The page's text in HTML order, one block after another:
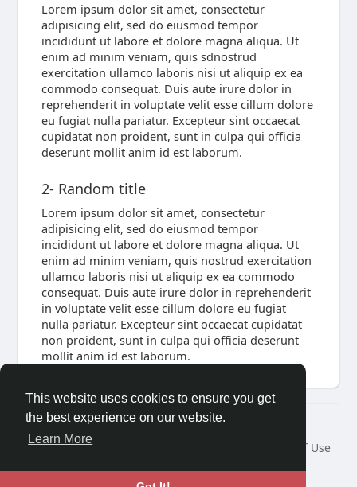
This website uses cookies to ensure you get
the best experience on our website.
Learn More
Lorem ipsum dolor sit amet, consectetur
adipisicing elit, sed do eiusmod tempor
incididunt ut labore et dolore magna aliqua. Ut
enim ad minim veniam, quis sdnostrud
exercitation ullamco laboris nisi ut aliquip ex ea
commodo consequat. Duis aute irure dolor in
reprehenderit in voluptate velit esse cillum dolore
eu fugiat nulla pariatur. Excepteur sint occaecat
cupidatat non proident, sunt in culpa qui officia
deserunt mollit anim id est laborum.
2- Random title
Lorem ipsum dolor sit amet, consectetur
adipisicing elit, sed do eiusmod tempor
incididunt ut labore et dolore magna aliqua. Ut
enim ad minim veniam, quis nostrud exercitation
ullamco laboris nisi ut aliquip ex ea commodo
consequat. Duis aute irure dolor in reprehenderit
in voluptate velit esse cillum dolore eu fugiat
nulla pariatur. Excepteur sint occaecat cupidatat
non proident, sunt in culpa qui officia deserunt
mollit anim id est laborum.
© 2026 acharya.club
Home
About
Terms of Use